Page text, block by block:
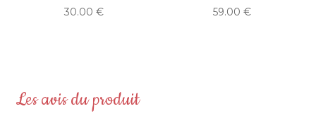
30.00€ 59.00 €
Les avis du produit